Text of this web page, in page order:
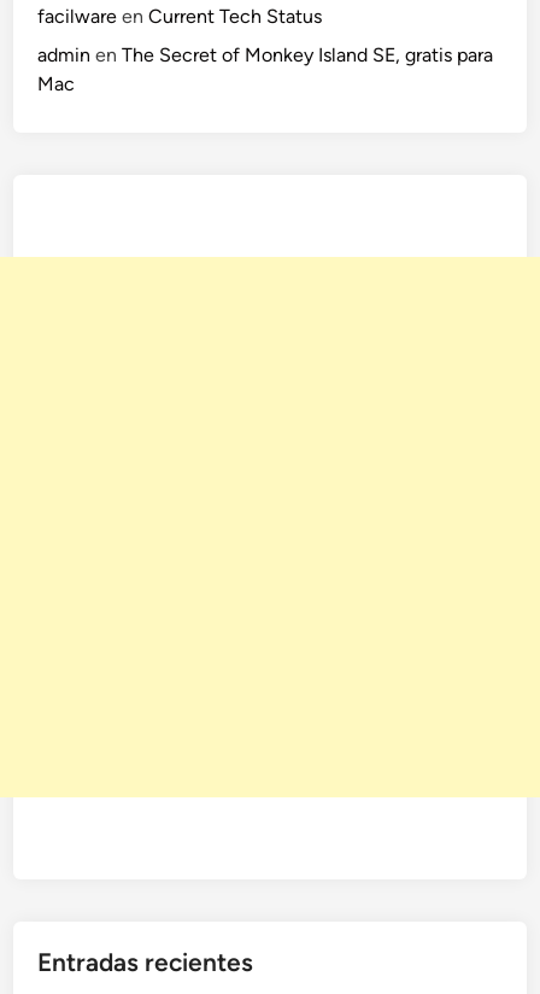
facilware enCurrent Tech Status
admin enThe Secret of Monkey Island SE, gratis para
Mac
Entradas recientes